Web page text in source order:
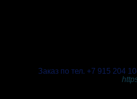
Заказ по тел. +7 915 204